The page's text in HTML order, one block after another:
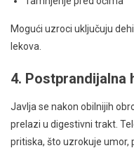
Mogući uzroci uključuju
lekova.
4. Postprandijalna
Javlja se nakon obilnijih
prelazi u digestivni trakt.
pritiska, što uzrokuje umor,